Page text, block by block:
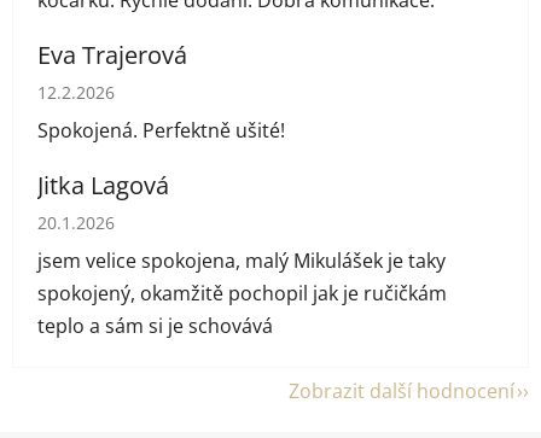
Eva Trajerová
Hodnocení obchodu je 5 z 5 hvězdiček.
12.2.2026
Spokojená. Perfektně ušité!
Jitka Lagová
Hodnocení obchodu je 5 z 5 hvězdiček.
20.1.2026
jsem velice spokojena, malý Mikulášek je taky
spokojený, okamžitě pochopil jak je ručičkám
teplo a sám si je schovává
Zobrazit další hodnocení